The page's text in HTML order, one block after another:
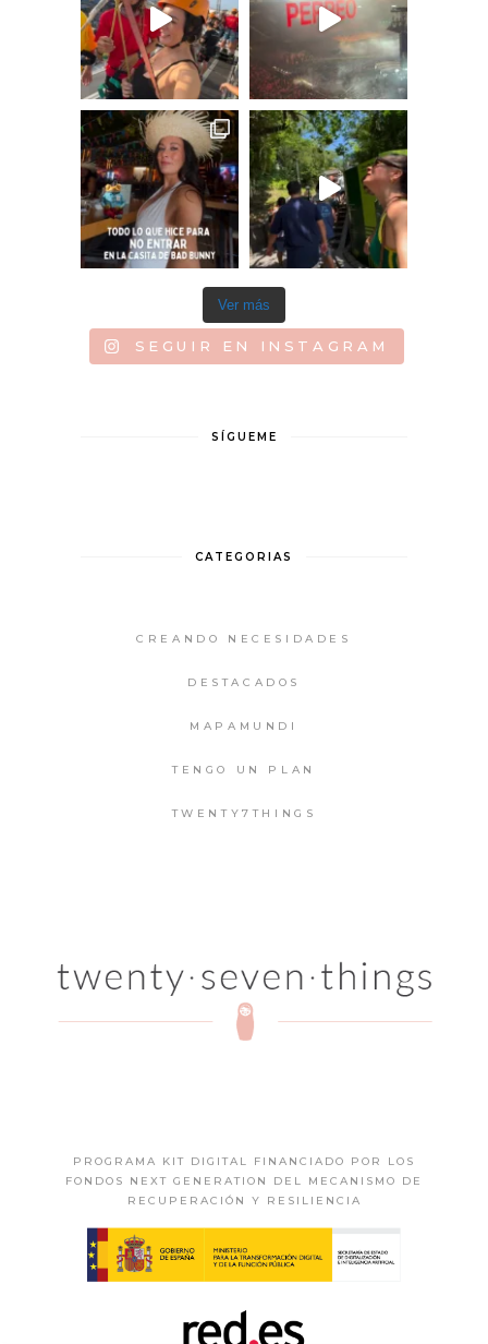
Ver más
SEGUIR EN INSTAGRAM
SÍGUEME
CATEGORIAS
CREANDO NECESIDADES
DESTACADOS
MAPAMUNDI
TENGO UN PLAN
TWENTY7THINGS
PROGRAMA KIT DIGITAL FINANCIADO POR LOS
FONDOS NEXT GENERATION DEL MECANISMO DE
RECUPERACIÓN Y RESILIENCIA